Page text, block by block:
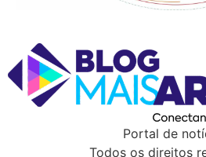
Portal de
Todos os direitos